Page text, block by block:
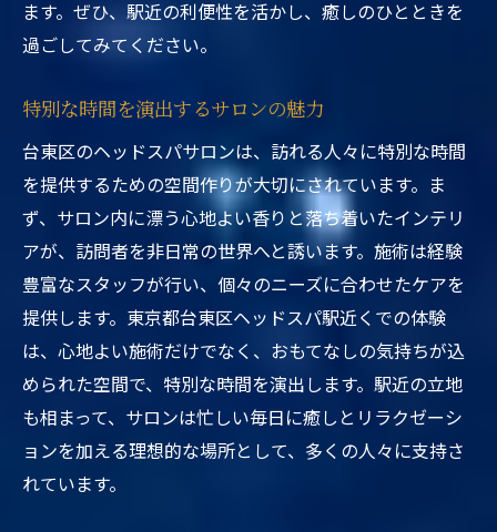
ます。ぜひ、駅近の利便性を活かし、癒しのひとときを
過ごしてみてください。
特別な時間を演出するサロンの魅力
台東区のヘッドスパサロンは、訪れる人々に特別な時間
を提供するための空間作りが大切にされています。ま
ず、サロン内に漂う心地よい香りと落ち着いたインテリ
アが、訪問者を非日常の世界へと誘います。施術は経験
豊富なスタッフが行い、個々のニーズに合わせたケアを
提供します。東京都台東区ヘッドスパ駅近くでの体験
は、心地よい施術だけでなく、おもてなしの気持ちが込
められた空間で、特別な時間を演出します。駅近の立地
も相まって、サロンは忙しい毎日に癒しとリラクゼーシ
ョンを加える理想的な場所として、多くの人々に支持さ
れています。